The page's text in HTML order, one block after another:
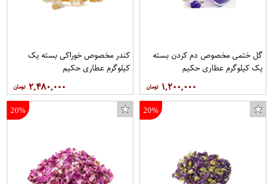
گل ختمی مخصوص دم کردن بسته
یک کیلوگرم عطاری حکیم
۱,۲۰۰,۰۰۰
کندر مخصوص خوراکی بسته یک
کیلوگرم عطاری حکیم
۲,۴۸۰,۰۰۰
20%
20%